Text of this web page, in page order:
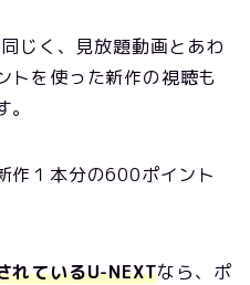
じく、見放題動画とあわ
トを使った新作の視聴も
作１本分の600ポイント
れているU-NEXTなら、ポ